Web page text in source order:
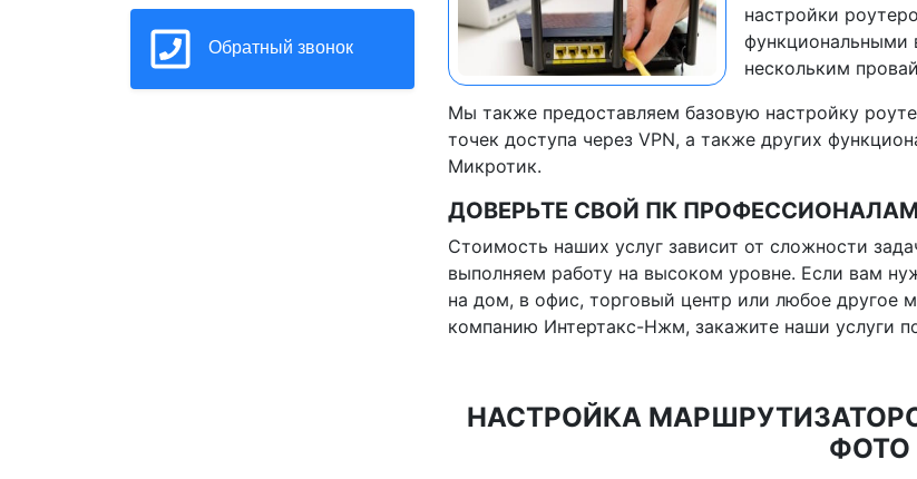
Обратный звонок
настройки
функциональными
нескольким
Мы также предоставляем базовую настройку
точек доступа через VPN, а также других
Микротик.
ДОВЕРЬТЕ СВОЙ ПК
Стоимость наших услуг зависит от сложности
выполняем работу на высоком уровне. Если вам
на дом, в офис, торговый центр или любое другое
компанию Интертакс-Нжм, закажите наши услуги
НАСТРОЙКА
ФОТО